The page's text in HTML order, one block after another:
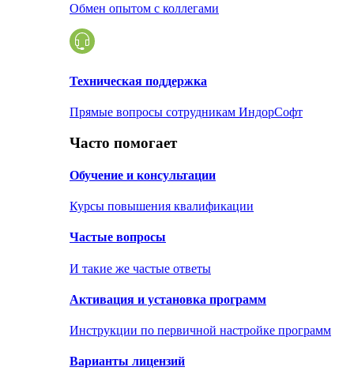
Обмен опытом с коллегами
Техническая поддержка
Прямые вопросы сотрудникам ИндорСофт
Часто помогает
Обучение и консультации
Курсы повышения квалификации
Частые вопросы
И такие же частые ответы
Активация и установка программ
Инструкции по первичной настройке программ
Варианты лицензий